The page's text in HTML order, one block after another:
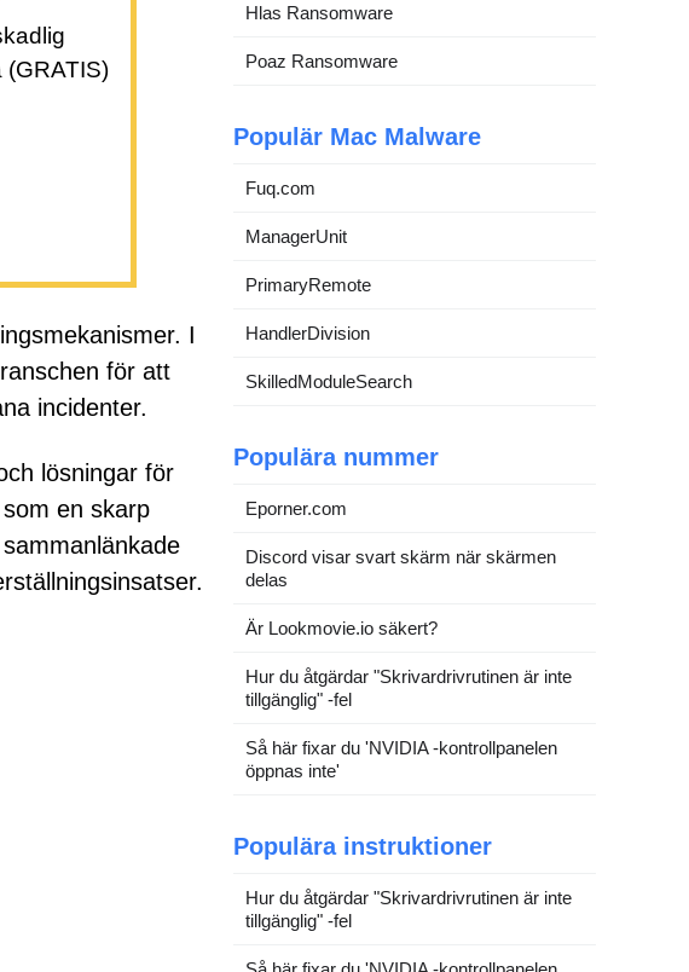
(GRATIS)
I
för att
incidenter.
lösningar för
en skarp
Hlas Ransomware
Poaz Ransomware
Populär Mac Malware
Fuq.com
ManagerUnit
PrimaryRemote
HandlerDivision
SkilledModuleSearch
Populära nummer
Eporner.com
Discord visar svart skärm när skärmen
delas
Är Lookmovie.io säkert?
Hur du åtgärdar "Skrivardrivrutinen är inte
tillgänglig" -fel
Så här fixar du 'NVIDIA -kontrollpanelen
öppnas inte'
Populära instruktioner
Hur du åtgärdar "Skrivardrivrutinen är inte
tillgänglig" -fel